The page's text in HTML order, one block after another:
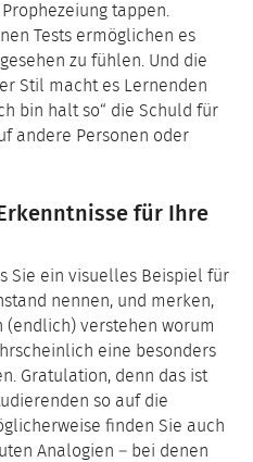
tappen.
Tests ermöglichen es
zu fühlen. Und die
Stil macht es Lernenden
bin halt so“ die Schuld für
andere Personen oder
für Ihre
Sie ein visuelles Beispiel für
nennen, und merken,
(endlich) verstehen worum
eine besonders
Gratulation, denn das ist
so auf die
finden Sie auch
Analogien – bei denen